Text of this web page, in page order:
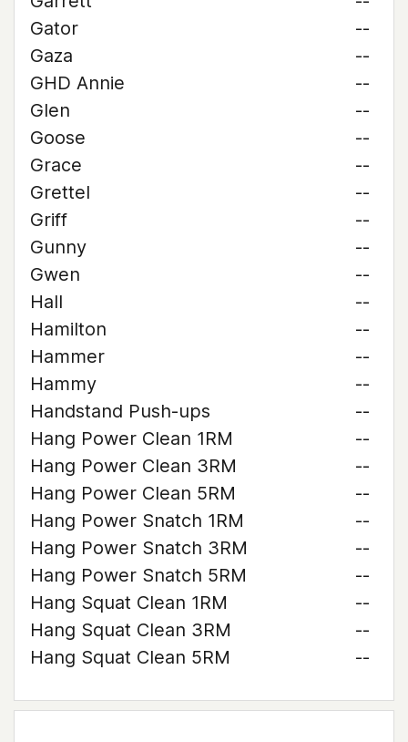
Gator
--
Gaza
--
GHD Annie
--
Glen
--
Goose
--
Grace
--
Grettel
--
Griff
--
Gunny
--
Gwen
--
Hall
--
Hamilton
--
Hammer
--
Hammy
--
Handstand Push-ups
--
Hang Power Clean 1RM
--
Hang Power Clean 3RM
--
Hang Power Clean 5RM
--
Hang Power Snatch 1RM
--
Hang Power Snatch 3RM
--
Hang Power Snatch 5RM
--
Hang Squat Clean 1RM
--
Hang Squat Clean 3RM
--
Hang Squat Clean 5RM
--